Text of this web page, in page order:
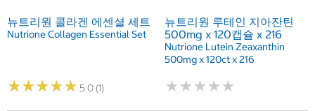
뉴트리원 콜라겐 에센셜 세트
Nutrione Collagen Essential Set
★★★★★
★★★★★ 5.0 (1)
뉴트리원 루테인 지아잔틴
500mg x 120캡슐 x 216
Nutrione Lutein Zeaxanthin
500mg x 120ct x 216
★★★★★
★★★★★